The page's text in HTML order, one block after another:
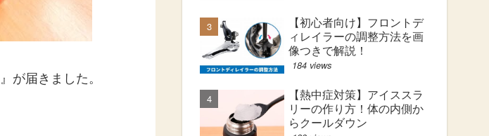
』が届きました。
【初心者向け】フロントデ
ィレイラーの調整方法を画
像つきで解説！
184 views
【熱中症対策】アイススラ
リーの作り方！体の内側か
らクールダウン